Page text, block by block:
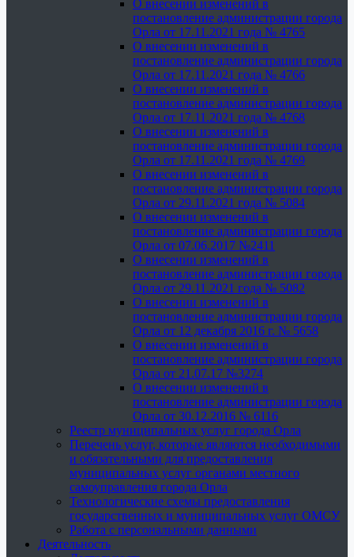
О внесении изменений в
постановление администрации города
Орла от 17.11.2021 года № 4765
О внесении изменений в
постановление администрации города
Орла от 17.11.2021 года № 4766
О внесении изменений в
постановление администрации города
Орла от 17.11.2021 года № 4768
О внесении изменений в
постановление администрации города
Орла от 17.11.2021 года № 4769
О внесении изменений в
постановление администрации города
Орла от 29.11.2021 года № 5084
О внесении изменений в
постановление администрации города
Орла от 07.06.2017 №2411
О внесении изменений в
постановление администрации города
Орла от 29.11.2021 года № 5082
О внесении изменений в
постановление администрации города
Орла от 12 декабря 2016 г. № 5658
О внесении изменений в
постановление администрации города
Орла от 21.07.17 №3274
О внесении изменений в
постановление администрации города
Орла от 30.12.2016 № 6116
Реестр муниципальных услуг города Орла
Перечень услуг, которые являются необходимыми
и обязательными для предоставления
муниципальных услуг органами местного
самоуправления города Орла
Технологические схемы предоставления
государственных и муниципальных услуг ОМСУ
Работа с персональными данными
Деятельность